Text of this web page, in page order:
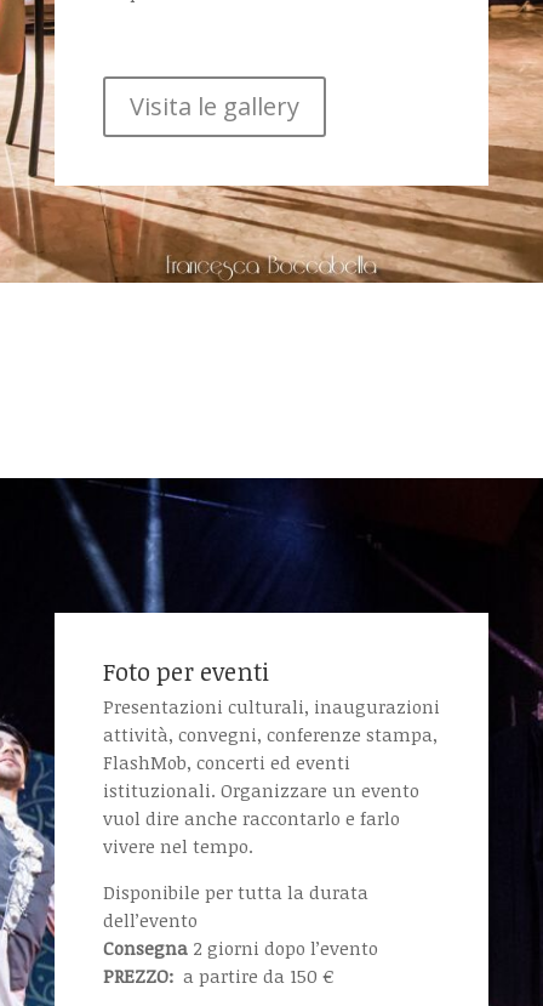
Visita le gallery
Foto per eventi
Presentazioni culturali, inaugurazioni
attività, convegni, conferenze stampa,
FlashMob, concerti ed eventi
istituzionali. Organizzare un evento
vuol dire anche raccontarlo e farlo
vivere nel tempo.
Disponibile per tutta la durata
dell’evento
Consegna2 giorni dopo l’evento
PREZZO:a partire da 150 €